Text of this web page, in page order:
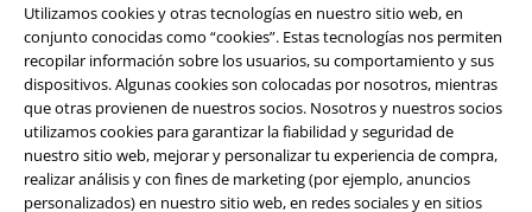
Utilizamos cookies y otras tecnologías en nuestro sitio web, en
conjunto conocidas como “cookies”. Estas tecnologías nos permiten
recopilar información sobre los usuarios, su comportamiento y sus
dispositivos. Algunas cookies son colocadas por nosotros, mientras
que otras provienen de nuestros socios. Nosotros y nuestros socios
utilizamos cookies para garantizar la fiabilidad y seguridad de
nuestro sitio web, mejorar y personalizar tu experiencia de compra,
realizar análisis y con fines de marketing (por ejemplo, anuncios
personalizados) en nuestro sitio web, en redes sociales y en sitios